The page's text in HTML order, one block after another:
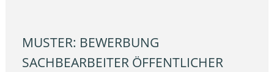
MUSTER: BEWERBUNG
SACHBEARBEITER ÖFFENTLICHER